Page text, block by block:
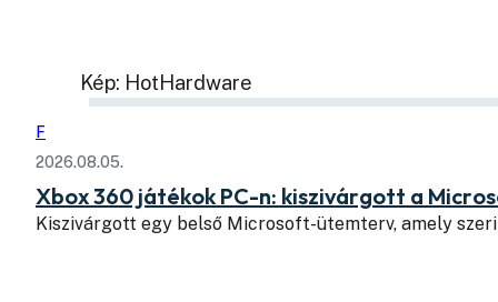
Kép: HotHardware
F
2026.08.05.
Xbox 360 játékok PC-n: kiszivárgott a
Kiszivárgott egy belső Microsoft-ütemterv, amely